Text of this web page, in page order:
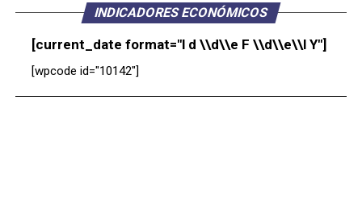
INDICADORES ECONÓMICOS
[current_date format="l d \\d\\e F \\d\\e\\l Y"]
[wpcode id="10142"]